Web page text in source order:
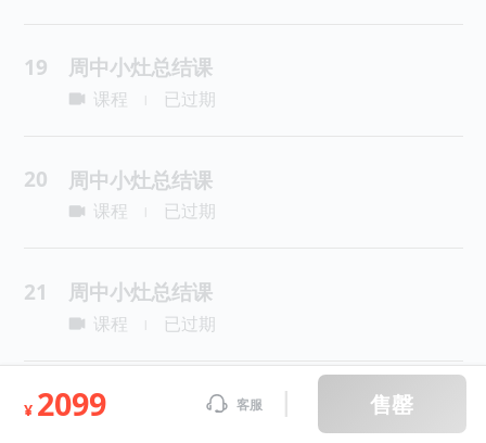
19 周中小灶总结课
课程 已过期
20 周中小灶总结课
课程 已过期
21 周中小灶总结课
课程 已过期
22 周中小灶总结课
¥ 2099 客服 售罄